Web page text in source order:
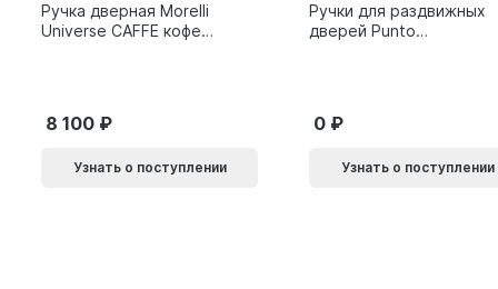
Ручка дверная Morelli
Universe CAFFE кофе
8 100
Узнать о поступлении
Ручки для раздвижных
дверей Punto
0
Узнать о поступлении